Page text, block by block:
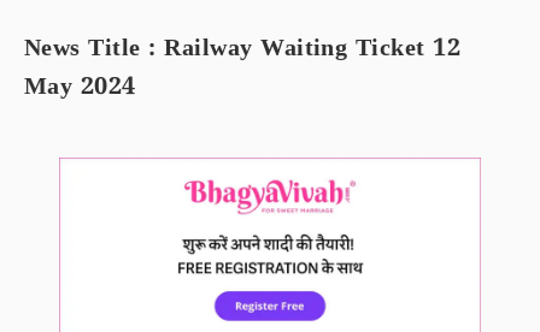
News Title : Railway Waiting Ticket 12
May 2024